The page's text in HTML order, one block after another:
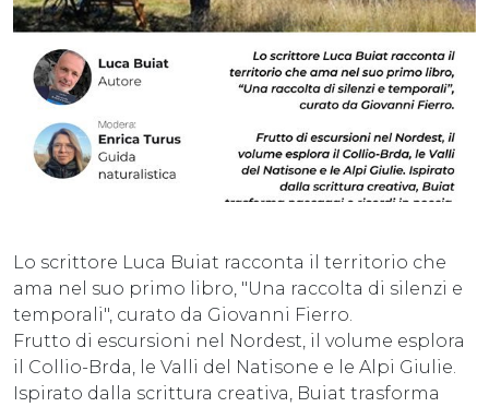
Lo scrittore Luca Buiat racconta il territorio che
ama nel suo primo libro, "Una raccolta di silenzi e
temporali", curato da Giovanni Fierro.
Frutto di escursioni nel Nordest, il volume esplora
il Collio-Brda, le Valli del Natisone e le Alpi Giulie.
Ispirato dalla scrittura creativa, Buiat trasforma